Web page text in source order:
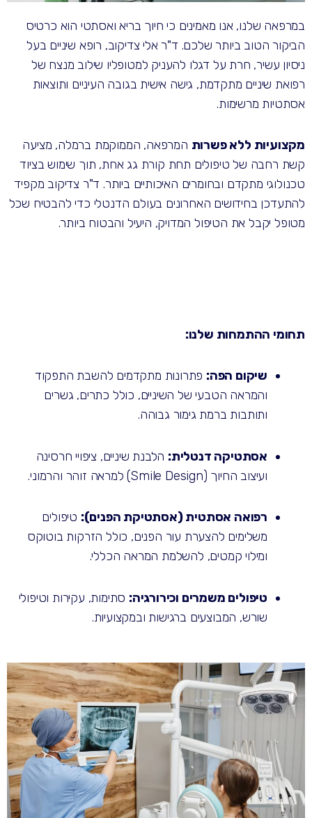
במרפאה שלנו, אנו מאמינים כי חיוך בריא ואסתטי הוא כרטיס
הביקור הטוב ביותר שלכם. ד"ר אלי צדיקוב, רופא שיניים בעל
ניסיון עשיר, חרת על דגלו להעניק למטופליו שילוב מנצח של
רפואת שיניים מתקדמת, גישה אישית בגובה העיניים ותוצאות
אסתטיות מרשימות.
מקצועיות ללא פשרות המרפאה, הממוקמת ברמלה, מציעה
קשת רחבה של טיפולים תחת קורת גג אחת, תוך שימוש בציוד
טכנולוגי מתקדם ובחומרים האיכותיים ביותר. ד"ר צדיקוב מקפיד
להתעדכן בחידושים האחרונים בעולם הדנטלי כדי להבטיח שכל
מטופל יקבל את הטיפול המדויק, היעיל והבטוח ביותר.
תחומי ההתמחות שלנו:
שיקום הפה: פתרונות מתקדמים להשבת התפקוד
והמראה הטבעי של השיניים, כולל כתרים, גשרים
ותותבות ברמת גימור גבוהה.
אסתטיקה דנטלית: הלבנת שיניים, ציפויי חרסינה
ועיצוב החיוך (Smile Design) למראה זוהר והרמוני.
רפואה אסתטית (אסתטיקת הפנים): טיפולים
משלימים להצערת עור הפנים, כולל הזרקות בוטוקס
ומילוי קמטים, להשלמת המראה הכללי.
טיפולים משמרים וכירורגיה: סתימות, עקירות וטיפולי
שורש, המבוצעים ברגישות ובמקצועיות.